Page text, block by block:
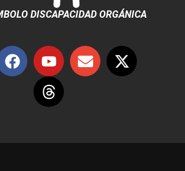
DISCAPACIDAD ORGÁNICA